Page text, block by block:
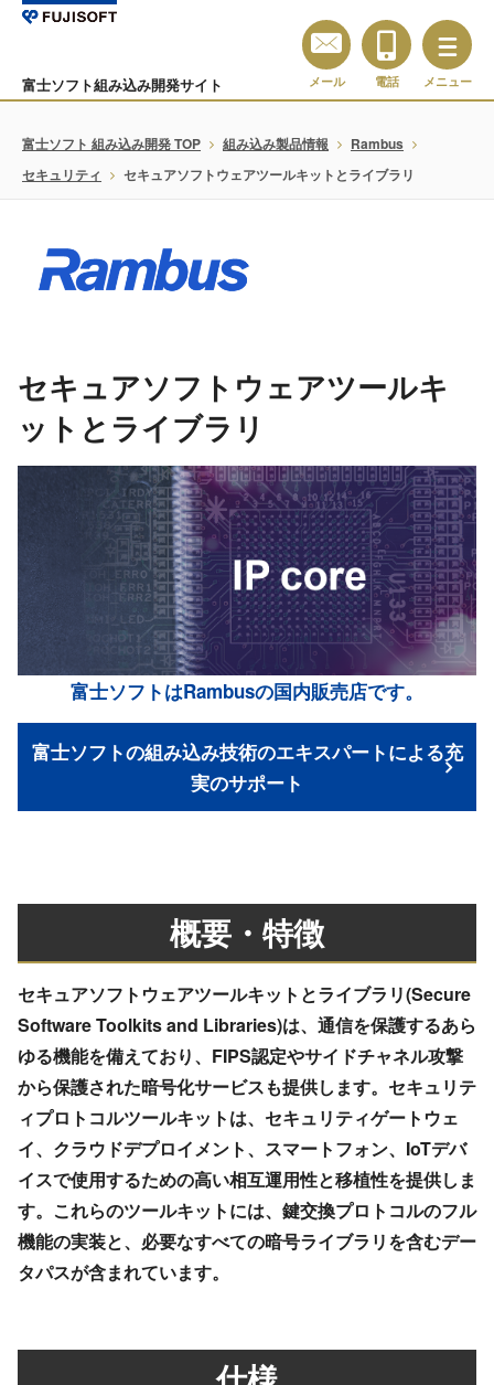
富士ソフト組み込み開発サイト メール 電話 メニュー
富士ソフト 組み込み開発 TOP 組み込み製品情報
Rambus
セキュリティ
セキュアソフトウェアツールキットとライブラリ
セキュアソフトウェアツールキ
ットとライブラリ
富士ソフトはRambusの国内販売店です。
富士ソフトの組み込み技術のエキスパートによる充
実のサポート
概要・特徴
セキュアソフトウェアツールキットとライブラリ(Secure
Software Toolkits and Libraries)は、通信を保護するあら
ゆる機能を備えており、FIPS認定やサイドチャネル攻撃
から保護された暗号化サービスも提供します。セキュリテ
ィプロトコルツールキットは、セキュリティゲートウェ
イ、クラウドデプロイメント、スマートフォン、IoTデバ
イスで使用するための高い相互運用性と移植性を提供しま
す。これらのツールキットには、鍵交換プロトコルのフル
機能の実装と、必要なすべての暗号ライブラリを含むデー
タパスが含まれています。